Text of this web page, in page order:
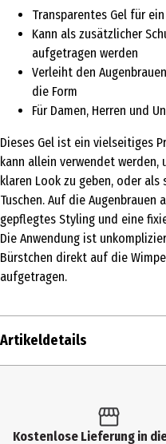
Transparentes Gel für
Kann als zusätzlicher
aufgetragen werden
Verleiht den
die Form
Für Damen, Herren und
Dieses Gel ist ein vielseitiges
kann allein verwendet werden,
klaren Look zu geben, oder
Tuschen. Auf die
gepflegtes Styling und eine
Die Anwendung ist
Bürstchen direkt auf die
aufgetragen.
Artikeldetails
Produkttyp
Kostenlose Lieferung in